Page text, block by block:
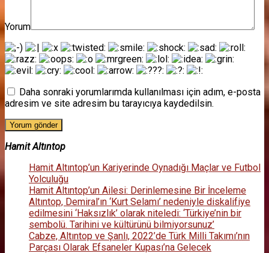
Yorum
Daha sonraki yorumlarımda kullanılması için adım, e-posta
adresim ve site adresim bu tarayıcıya kaydedilsin.
Hamit Altıntop
Hamit Altıntop’un Kariyerinde Oynadığı Maçlar ve Futbol
Yolculuğu
Hamit Altıntop’un Ailesi: Derinlemesine Bir İnceleme
Altıntop, Demiral’ın ‘Kurt Selamı’ nedeniyle diskalifiye
edilmesini ‘Haksızlık’ olarak niteledi: ‘Türkiye’nin bir
sembolü. Tarihini ve kültürünü bilmiyorsunuz’
Cabze, Altıntop ve Şanlı, 2022’de Türk Milli Takımı’nın
Parçası Olarak Efsaneler Kupası’na Gelecek